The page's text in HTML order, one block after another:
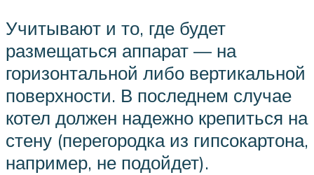
Учитывают и то, где будет
размещаться аппарат — на
горизонтальной либо вертикальной
поверхности. В последнем случае
котел должен надежно крепиться на
стену (перегородка из гипсокартона,
например, не подойдет).